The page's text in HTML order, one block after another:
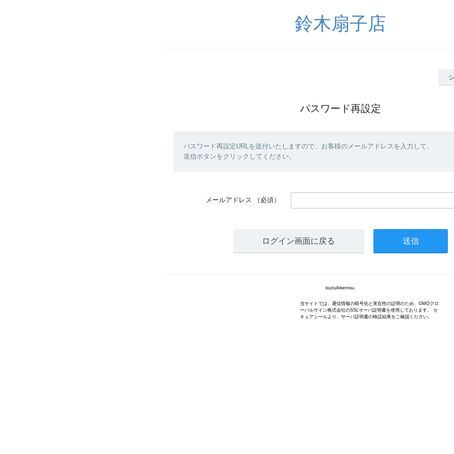
鈴木扇子店
パスワード再設定
パスワード再設定URLを送付いたしますので、お客様のメールアドレスを入力して、
送信ボタンをクリックしてください。
メールアドレス （必須）
ログイン画面に戻る
suzukisensu.
当サイトでは、通信情報の暗号化と実在性の証明のため、GMOグロ
ーバルサイン株式会社のSSLサーバ証明書を使用しております。 セ
キュアシールより、サーバ証明書の検証結果をご確認ください。